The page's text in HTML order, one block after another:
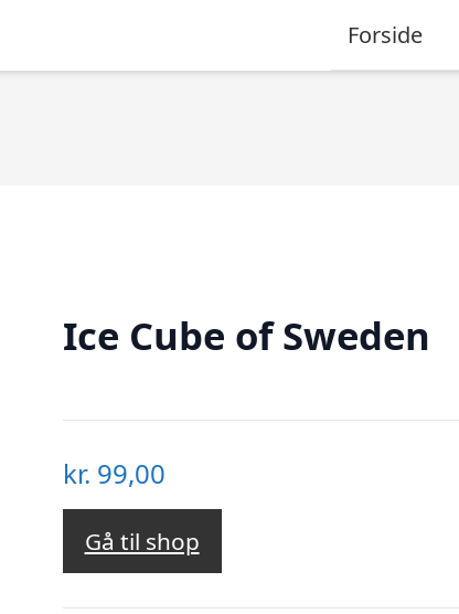
Forside
Ice Cube of Sweden
kr. 99,00
Gå til shop